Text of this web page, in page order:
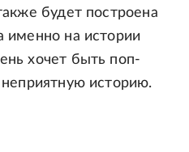
будет построена
именно на истории
хочет быть поп-
историю.